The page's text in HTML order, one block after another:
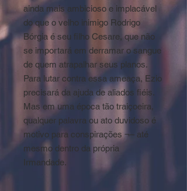
ainda mais ambicioso e implacável
do que o velho inimigo Rodrigo
Bórgia é seu filho Cesare, que não
se importará em derramar o sangue
de quem atrapalhar seus planos.
Para lutar contra essa ameaça, Ezio
precisará da ajuda de aliados fiéis.
Mas em uma época tão traiçoeira,
qualquer palavra ou ato duvidoso é
motivo para conspirações ¬– até
mesmo dentro da própria
Irmandade.